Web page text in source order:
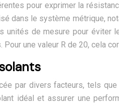
pour exprimer la
le système métrique,
de mesure pour éviter
une valeur R de 20, cela
par divers facteurs, tels
idéal et assurer une